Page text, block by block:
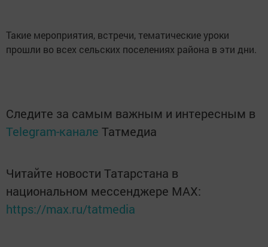
Такие мероприятия, встречи, тематические уроки
прошли во всех сельских поселениях района в эти дни.
Следите за самым важным и интересным в
Telegram-канале Татмедиа
Читайте новости Татарстана в
национальном мессенджере MАХ:
https://max.ru/tatmedia